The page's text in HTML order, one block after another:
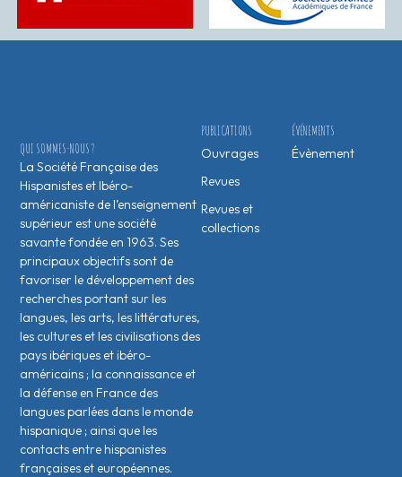
ÉVÉNEMENTS
Évènement
PUBLICATIONS
Ouvrages
Revues
Revues et
collections
QUI SOMMES-NOUS ?
La Société Française des
Hispanistes et Ibéro-
américaniste de l’enseignement
supérieur est une société
savante fondée en 1963. Ses
principaux objectifs sont de
favoriser le développement des
recherches portant sur les
langues, les arts, les littératures,
les cultures et les civilisations des
pays ibériques et ibéro-
américains ; la connaissance et
la défense en France des
langues parlées dans le monde
hispanique ; ainsi que les
contacts entre hispanistes
français·es et européen·nes.